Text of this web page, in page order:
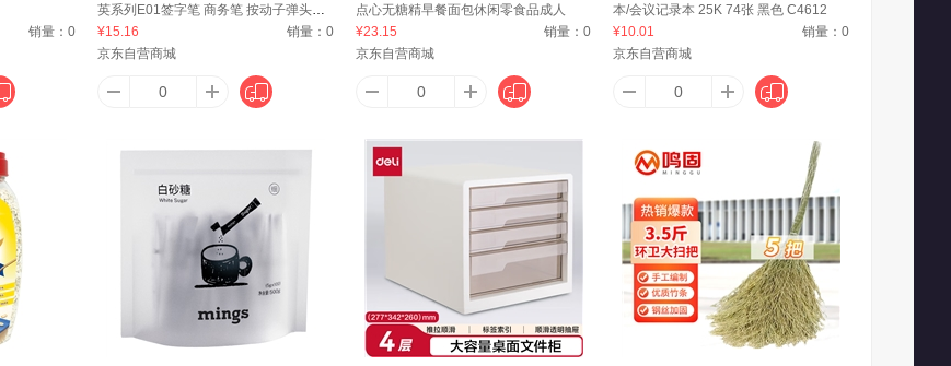
安泰（antas） 安顾宜（ACTY） 奥利奥（Oreo）
AMAZFIT 爱舒乐 爱时乐（Astick） 爱敬（AEKYUNG）
Astree 艾贝拉
销量：0
英系列E01签字笔 商务笔 按动子弹头水
笔 医用处方笔 12支/盒AGP89703
¥15.16 销量： 0
京东自营商城
点心无糖精早餐面包休闲零食品成人
¥23.15
销量：0
京东自营商城
本/会议记录本 25K 74张 黑色 C4612
¥10.01
销量： 0
京东自营商城